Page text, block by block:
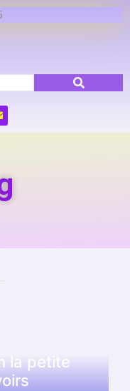
la petite